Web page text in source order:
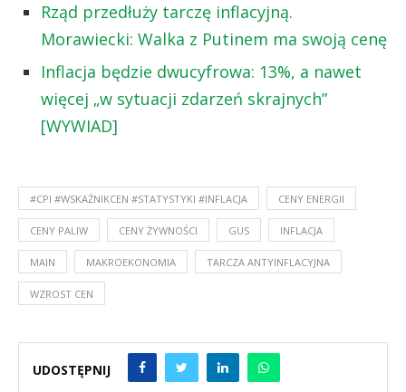
Rząd przedłuży tarczę inflacyjną.
Morawiecki: Walka z Putinem ma swoją cenę
Inflacja będzie dwucyfrowa: 13%, a nawet
więcej „w sytuacji zdarzeń skrajnych”
[WYWIAD]
#CPI #WSKAŹNIKCEN #STATYSTYKI #INFLACJA CENY ENERGII
CENY PALIW CENY ŻYWNOŚCI GUS INFLACJA
MAIN MAKROEKONOMIA TARCZA ANTYINFLACYJNA
WZROST CEN
UDOSTĘPNIJ